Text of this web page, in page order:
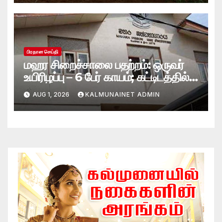
பிரதான செய்தி
மஹர சிறைச்சாலை பதற்றம்: ஒருவர்
உயிரிழப்பு – 6 பேர் காயம்; கட்டிடத்தில்
பாரிய தீ
AUG 1, 2026 KALMUNAINET ADMIN